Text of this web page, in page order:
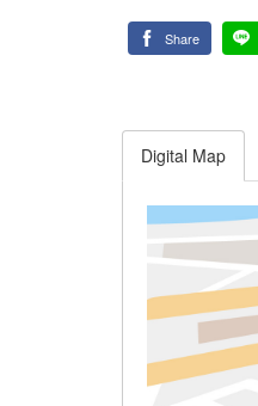
Share
Digital Map